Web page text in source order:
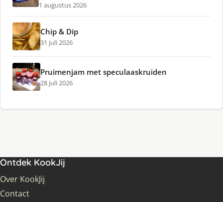
1 augustus 2026
Chip & Dip
31 juli 2026
Pruimenjam met speculaaskruiden
28 juli 2026
Ontdek KookJij
Over KookJij
Contact